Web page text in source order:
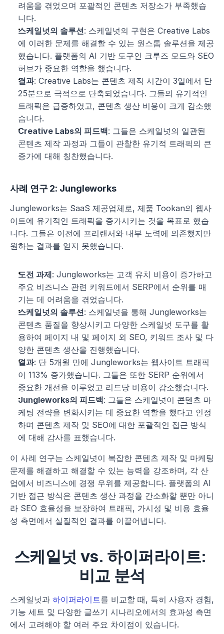
려움을 겪었으며 포괄적인 콘텐츠 저장소가 부족했습
니다.
스케일넛의 솔루션: 스케일넛의 구현은 Creative Labs
에 이러한 문제를 해결할 수 있는 원스톱 솔루션을 제공
했습니다. 플랫폼의 AI 기반 도구인 크루즈 모드와 SEO
허브가 중요한 역할을 했습니다.
결과: Creative Labs는 콘텐츠 제작 시간이 3일에서 단
25분으로 극적으로 단축되었습니다. 그들의 유기적인
트래픽은 급증하였고, 콘텐츠 생산 비용이 크게 감소했
습니다.
Creative Labs의 피드백: 그들은 스케일넛의 일관된
콘텐츠 제작 과정과 그들이 관찰한 유기적 트래픽의 큰
증가에 대해 칭찬했습니다.
사례 연구 2: Jungleworks
Jungleworks는 SaaS 제공업체로, 제품 Tookan의 웹사
이트에 유기적인 트래픽을 증가시키는 것을 목표로 했습
니다. 그들은 이전에 프리랜서와 내부 노력에 의존했지만
원하는 결과를 얻지 못했습니다.
도전 과제: Jungleworks는 고객 유치 비용이 증가하고
주요 비즈니스 관련 키워드에서 SERP에서 순위를 매
기는 데 어려움을 겪었습니다.
스케일넛의 솔루션: 스케일넛을 통해 Jungleworks는
콘텐츠 품질을 향상시키고 다양한 스케일넛 도구를 활
용하여 페이지 내 및 페이지 외 SEO, 키워드 조사 및 다
양한 콘텐츠 생산을 진행했습니다.
결과: 단 5개월 만에 Jungleworks는 웹사이트 트래픽
이 113% 증가했습니다. 그들은 또한 SERP 순위에서
중요한 개선을 이루었고 리드당 비용이 감소했습니다.
Jungleworks의 피드백: 그들은 스케일넛이 콘텐츠 마
케팅 전략을 변화시키는 데 중요한 역할을 했다고 인정
하며 콘텐츠 제작 및 SEO에 대한 포괄적인 접근 방식
에 대해 감사를 표했습니다.
이 사례 연구는 스케일넛이 복잡한 콘텐츠 제작 및 마케팅
문제를 해결하고 해결할 수 있는 능력을 강조하며, 각 산
업에서 비즈니스에 경쟁 우위를 제공합니다. 플랫폼의 AI
기반 접근 방식은 콘텐츠 생산 과정을 간소화할 뿐만 아니
라 SEO 효율성을 보장하여 트래픽, 가시성 및 비용 효율
성 측면에서 실질적인 결과를 이끌어냅니다.
스케일넛 vs. 하이퍼라이트:
비교 분석
스케일넛과 하이퍼라이트를 비교할 때, 특히 사용자 경험,
기능 세트 및 다양한 글쓰기 시나리오에서의 효과성 측면
에서 고려해야 할 여러 주요 차이점이 있습니다.